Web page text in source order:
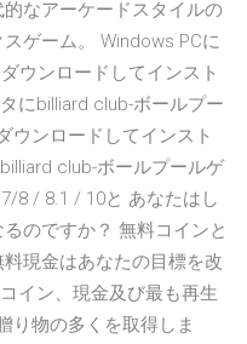
なアーケードスタイルの
ゲーム。 Windows PCに
ウンロードしてインスト
にbilliard club-ボールプー
ウンロードしてインスト
club-ボールプールゲ
8 / 8.1 / 10と あなたはし
のですか？ 無料コインと
現金はあなたの目標を改
イン、現金及び最も再生
り物の多くを取得しま